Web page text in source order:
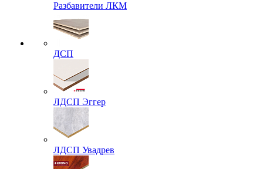
Разбавители ЛКМ
ДСП
ЛДСП Эггер
ЛДСП Увадрев